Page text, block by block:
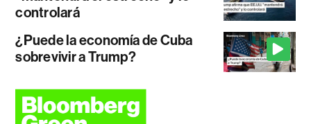
controlará
¿Puede la economía de Cuba
sobrevivir a Trump?